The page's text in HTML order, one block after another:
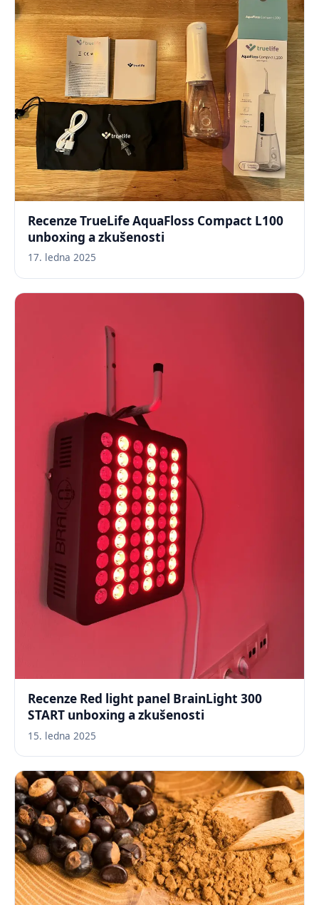
Recenze TrueLife AquaFloss Compact L100
unboxing a zkušenosti
17. ledna 2025
Recenze Red light panel BrainLight 300
START unboxing a zkušenosti
15. ledna 2025